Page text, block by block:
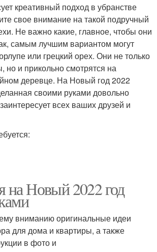
креативный подход в убранстве
свое внимание на такой подручный
Не важно какие, главное, чтобы они
самым лучшим вариантом могут
или грецкий орех. Они не только
но и прикольно смотрятся на
деревце. На Новый год 2022
своими руками довольно
всех ваших друзей и
на Новый 2022 год
вниманию оригинальные идеи
для дома и квартиры, а также
в фото и